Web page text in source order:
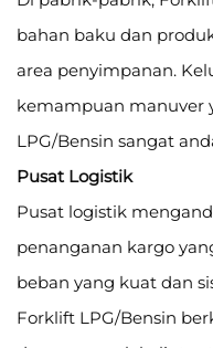
bahan baku dan
area penyimpanan.
kemampuan manuver
LPG/Bensin sangat
Pusat Logistik
Pusat logistik
penanganan kargo
beban yang kuat dan
Forklift LPG/Bensin